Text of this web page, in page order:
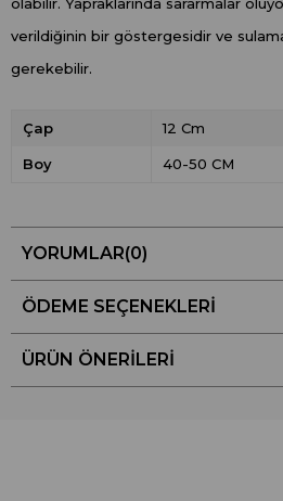
olabilir. Yapraklarında sararmalar
verildiğinin bir göstergesidir ve
gerekebilir.
Çap 12 Cm
Boy 40-50 CM
YORUMLAR(0)
ÖDEME SEÇENEKLERI
ÜRÜN ÖNERILERI